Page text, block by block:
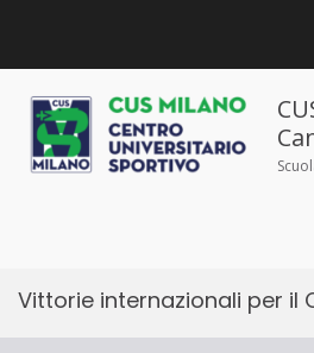
siamo
siamo
e
Vittorie internazionali per il